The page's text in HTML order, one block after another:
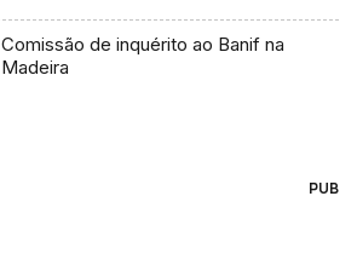
Comissão de inquérito ao Banif na
Madeira
PUB